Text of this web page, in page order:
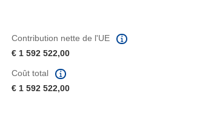
Contribution nette de l'UE
€ 1 592 522,00
Coût total
€ 1 592 522,00